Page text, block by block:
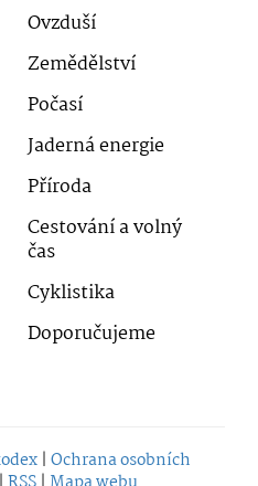
Ovzduší
Zemědělství
Počasí
Jaderná energie
Příroda
Cestování a volný
čas
Cyklistika
Doporučujeme
| Ochrana osobních